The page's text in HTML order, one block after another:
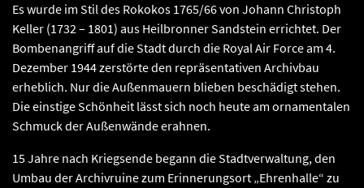
Es wurde im Stil des Rokokos 1765/66 von Johann Christoph
Keller (1732 – 1801) aus Heilbronner Sandstein errichtet. Der
Bombenangriff auf die Stadt durch die Royal Air Force am 4.
Dezember 1944 zerstörte den repräsentativen Archivbau
erheblich. Nur die Außenmauern blieben beschädigt stehen.
Die einstige Schönheit lässt sich noch heute am ornamentalen
Schmuck der Außenwände erahnen.
15 Jahre nach Kriegsende begann die Stadtverwaltung, den
Umbau der Archivruine zum Erinnerungsort „Ehrenhalle“ zu